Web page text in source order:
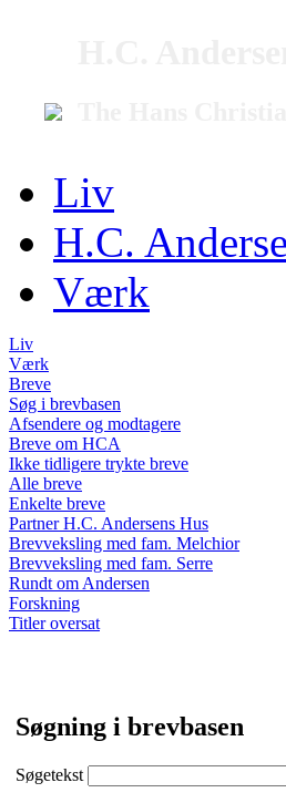
Liv
H.C.
Værk
Liv
Værk
Breve
Søg i brevbasen
Afsendere og modtagere
Breve om HCA
Ikke tidligere trykte breve
Alle breve
Enkelte breve
Partner H.C. Andersens Hus
Brevveksling med fam. Melchior
Brevveksling med fam. Serre
Rundt om Andersen
Forskning
Titler oversat
Søgning i brevbasen
Søgetekst